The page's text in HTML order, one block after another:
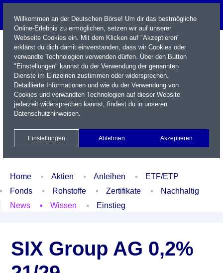
Name / WKN / ISIN / Kürzel
Xetra Realtime
Watchlist Portfolio Login
Home Aktien Anleihen
ETF/ETP
Fonds
Rohstoffe Zertifikate
Nachhaltig
News
Wissen Einstieg
SIX Group AG 0,2%
Willkommen an der Deutschen Börse! Um dir das bestmögliche
Online-Erlebnis zu ermöglichen, setzen wir auf unserer
Webseite Cookies ein. Mit dem Klicken auf "Akzeptieren"
erklärst du dich damit einverstanden, dass wir Cookies oder
verwandte Technologien verwenden dürfen. Über den Button
"Einstellungen" kannst du der Verwendung der genannten
Dienste im Einzelnen zustimmen oder widersprechen.
Detaillierte Informationen und wie du der Verwendung von
Cookies und verwandten Technologien auf dieser Website
jederzeit widersprechen kannst, findest du in unseren
Datenschutzhinweisen.
Einstellungen Ablehnen Akzeptieren